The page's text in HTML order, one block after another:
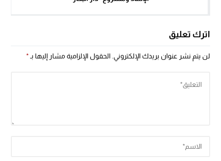
اترك تعليق
لن يتم نشر عنوان بريدك الإلكتروني. الحقول الإلزامية مشار إليها بـ*